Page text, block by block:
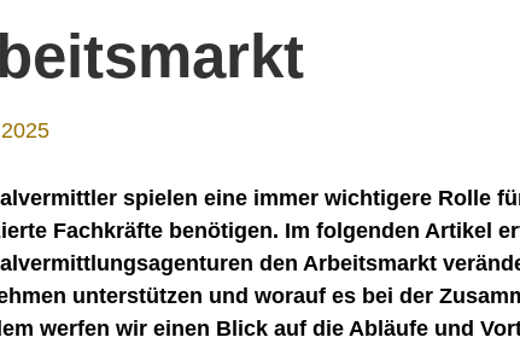
spielen eine immer wichtigere Rolle
Fachkräfte benötigen. Im folgenden Artikel
den Arbeitsmarkt
unterstützen und worauf es bei der
werfen wir einen Blick auf die Abläufe und